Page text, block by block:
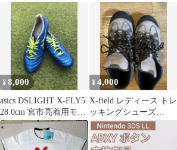
スガール
7M2026/06/26
¥8,000
asics DSLIGHT X-FLY5
28.0cm 宮市亮着用モデ
ル
¥4,000
X-field レディース トレ
ッキングシューズ
24.5cm